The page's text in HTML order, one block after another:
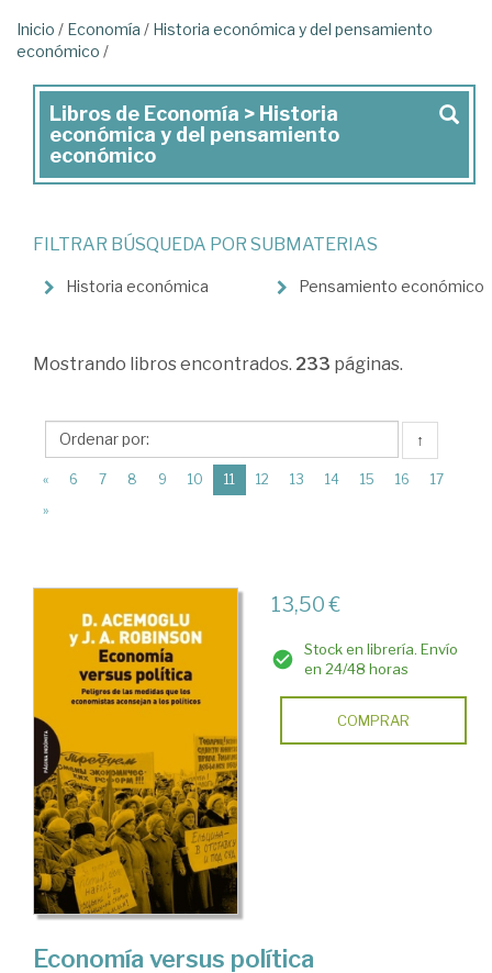
Inicio / Economía / Historia económica y del pensamiento
económico /
Libros
de
Economía
Historia
económica
del
económico
Libros de Economía > Historia
económica y del pensamiento
económico
FILTRAR BÚSQUEDA POR SUBMATERIAS
Historia económica Pensamiento económico
Mostrando libros encontrados. 233 páginas.
↑
« 6 7 8 9 10 11 (current)
12 13 14 15 16
17
»
13,50 €
Stock en librería. Envío
en 24/48 horas
COMPRAR
Economía versus política